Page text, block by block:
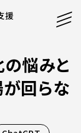
援
悩みと
回らな